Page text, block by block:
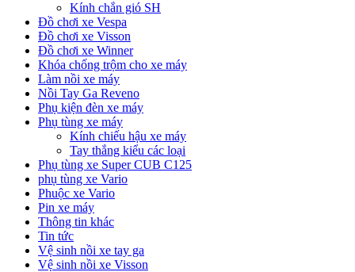
Kính chắn gió SH
Đồ chơi xe Vespa
Đồ chơi xe Visson
Đồ chơi xe Winner
Khóa chống trộm cho xe máy
Làm nồi xe máy
Nồi Tay Ga Reveno
Phụ kiện đèn xe máy
Phụ tùng xe máy
Kính chiếu hậu xe máy
Tay thắng kiểu các loại
Phụ tùng xe Super CUB C125
phụ tùng xe Vario
Phuộc xe Vario
Pin xe máy
Thông tin khác
Tin tức
Vệ sinh nồi xe tay ga
Vệ sinh nồi xe Visson